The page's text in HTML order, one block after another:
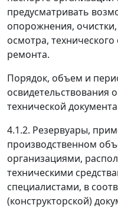
предусматривать
опорожнения,
осмотра,
ремонта.
Порядок, объем и
освидетельствования
технической
4.1.2. Резервуары,
производственном
организациями,
техническими
специалистами, в
(конструкторской)